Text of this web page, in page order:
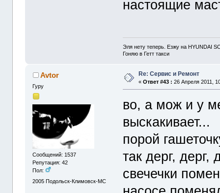
настоящие
Эля нету теперь. Езжу на HYUNDAI
Гоняю в Гетт такси
Avtor
Гуру
Сообщений: 1537
Репутация: 42
Пол:
2005 Подольск-Климовск-МС
Re: Сервис и Ремонт
«Ответ #43 : 26 Апреля 2011,
во, а мож и у
выскакивает...
порой
так дерг, дерг,
свечечки